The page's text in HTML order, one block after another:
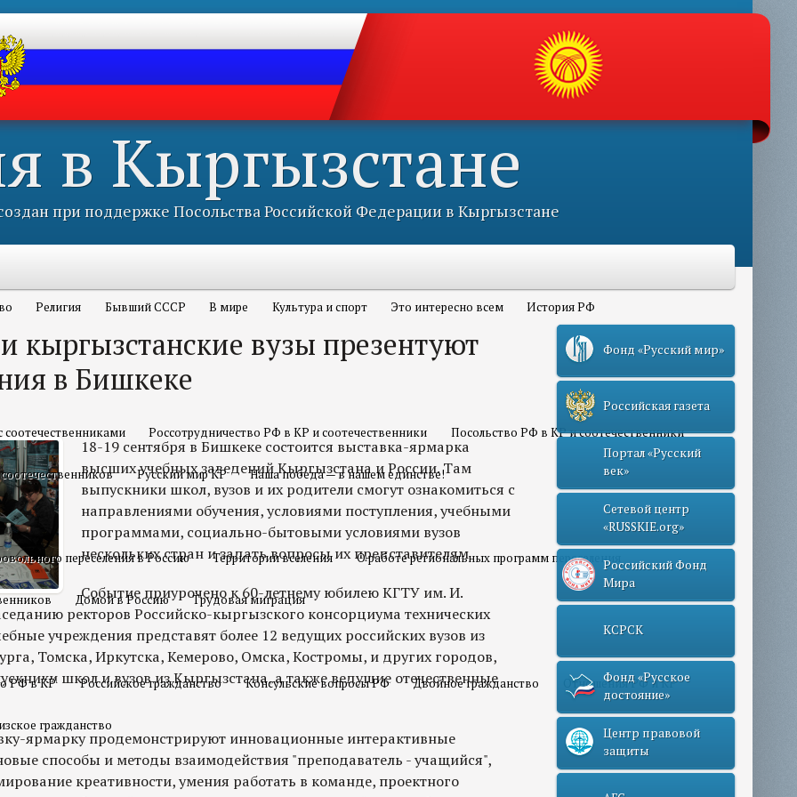
в Кыргызстане
при поддержке Посольства Российской Федерации в Кыргызстане
Религия Бывший СССР В мире Культура и спорт Это интересно всем История РФ
соотечественниками Россотрудничество РФ в КР и соотечественники Посольство РФ в КР и соотечественники
Русский мир КР Наша победа — в нашем единстве!
переселения в Россию Территории вселения О работе региональных программ переселения
Домой в Россию Трудовая миграция
РФ в КР Российское гражданство Консульские вопросы РФ Двойное гражданство Отношения РФ и КР
гражданство
кыргызстанские вузы презентуют
в Бишкеке
18-19 сентября в Бишкеке состоится выставка-ярмарка
высших учебных заведений Кыргызстана и России. Там
выпускники школ, вузов и их родители смогут ознакомиться с
направлениями обучения, условиями поступления, учебными
программами, социально-бытовыми условиями вузов
нескольких стран и задать вопросы их представителям.
Событие приурочено к 60-летнему юбилею КГТУ им. И.
ректоров Российско-кыргызского консорциума технических
учреждения представят более 12 ведущих российских вузов из
Томска, Иркутска, Кемерово, Омска, Костромы, и других городов,
школ и вузов из Кыргызстана, а также ведущие отечественные
ярмарку продемонстрируют инновационные интерактивные
способы и методы взаимодействия "преподаватель - учащийся",
креативности, умения работать в команде, проектного
Фонд «Русский мир»
Российская газета
Портал «Русский
век»
Сетевой центр
«RUSSKIE.org»
Российский Фонд
Мира
КСРСК
Фонд «Русское
достояние»
Центр правовой
защиты